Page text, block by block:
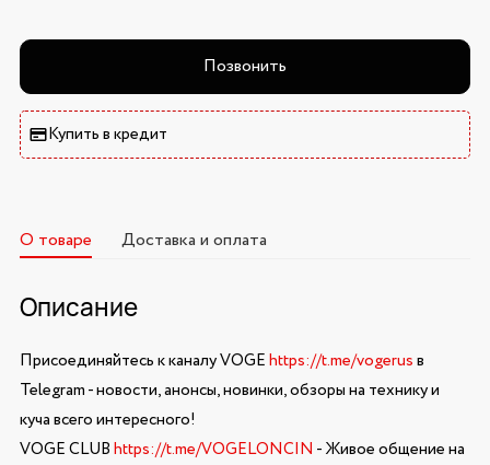
Позвонить
Купить в кредит
О товаре Доставка и оплата
Описание
Присоединяйтесь к каналу VOGEhttps://t.me/vogerusв
Telegram - новости, анонсы, новинки, обзоры на технику и
куча всего интересного!
VOGE CLUBhttps://t.me/VOGELONCIN - Живое общение на